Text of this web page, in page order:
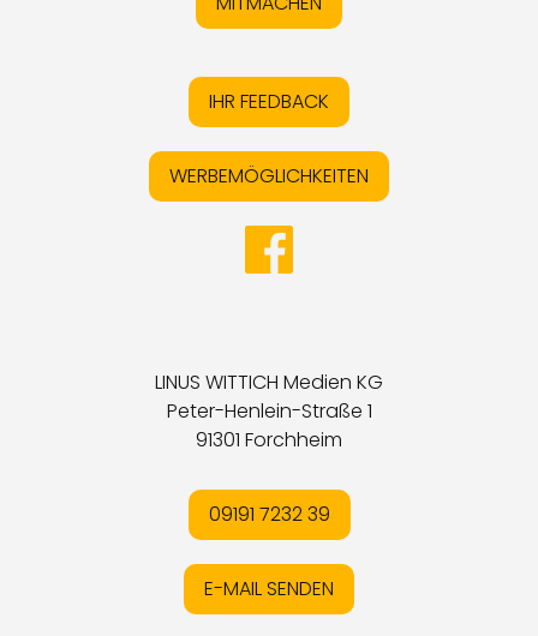
IHR FEEDBACK
WERBEMÖGLICHKEITEN
LINUS WITTICH Medien KG
Peter-Henlein-Straße 1
91301 Forchheim
09191 7232 39
E-MAIL SENDEN